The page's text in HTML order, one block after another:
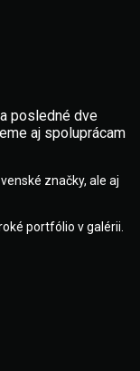
posledné dve
aj spoluprácam
značky, ale aj
portfólio v galérii.